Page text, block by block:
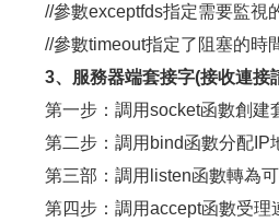
//參數exceptfds指定需要監視
//參數timeout指定了阻塞的時
3、服務器端套接字(接收連接
第一步：調用socket函數創建
第二步：調用bind函數分配IP
第三部：調用listen函數轉為可
第四步：調用accept函數受理